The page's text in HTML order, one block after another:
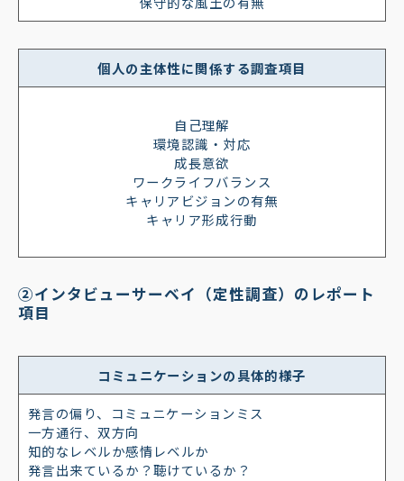
個人の主体性に関係する調査項目
自己理解
環境認識・対応
成長意欲
ワークライフバランス
キャリアビジョンの有無
キャリア形成行動
②インタビューサーベイ（定性調査）のレポート
項目
コミュニケーションの具体的様子
発言の偏り、コミュニケーションミス
一方通行、双方向
知的なレベルか感情レベルか
発言出来ているか？聴けているか？